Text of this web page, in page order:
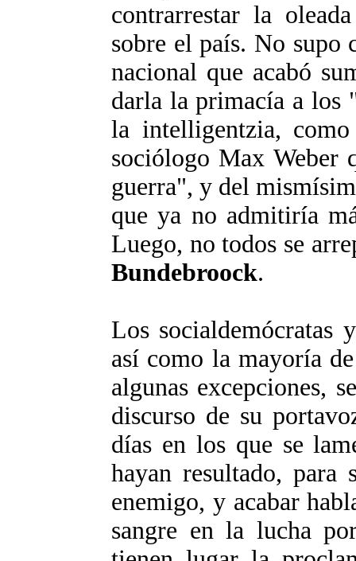
contrarrestar la
sobre el país. No supo
nacional que acabó
darla la primacía a los
la intelligentzia,
sociólogo Max Weber
guerra", y del
que ya no admitiría
Luego, no todos se
Bundebroock.
Los socialdemócratas
así como la mayoría
algunas excepciones,
discurso de su
días en los que se
hayan resultado, para
enemigo, y acabar
sangre en la lucha